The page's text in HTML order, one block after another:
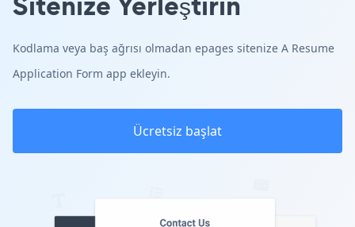
Kodlama veya baş ağrısı olmadan epages sitenize A Resume
Application Form app ekleyin.
Ücretsiz başlat